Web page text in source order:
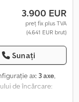
3.900 EUR
preț fix plus TVA
(4.641 EUR brut)
Sunați
ax: 3 axe,
de încărcare: